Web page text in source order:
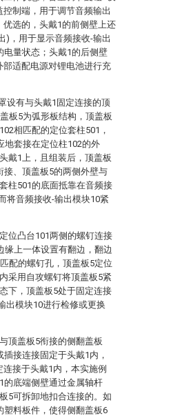
制端，用于调节音频输出
选的，头戴1的前侧壁上还
)，用于显示音频接收-输出
电量状态；头戴1的后侧壁
适配电源对锂电池进行充
设有与头戴1固定连接的顶
板5为弧形板结构，顶盖板
相匹配的定位套柱501，
地套接在定位柱102的外
戴1上，且组装后，顶盖板
接、顶盖板5的两侧外壁与
柱501的底面抵靠在音频接
将音频接收-输出模块10紧
位凸台101两侧的螺钉连接
缘上一体设置有翻边，翻边
配的螺钉孔，顶盖板5定位
采用自攻螺钉将顶盖板5紧
下，顶盖板5处于固定连接
出模块10进行检修或更换
顶盖板5衔接的侧翻盖板
接连接固定于头戴1内，
接于头戴1内，本实施例
的底端侧壁通过金属轴杆
5可拆卸地扣合连接的。如
塑料板件，使得侧翻盖板6